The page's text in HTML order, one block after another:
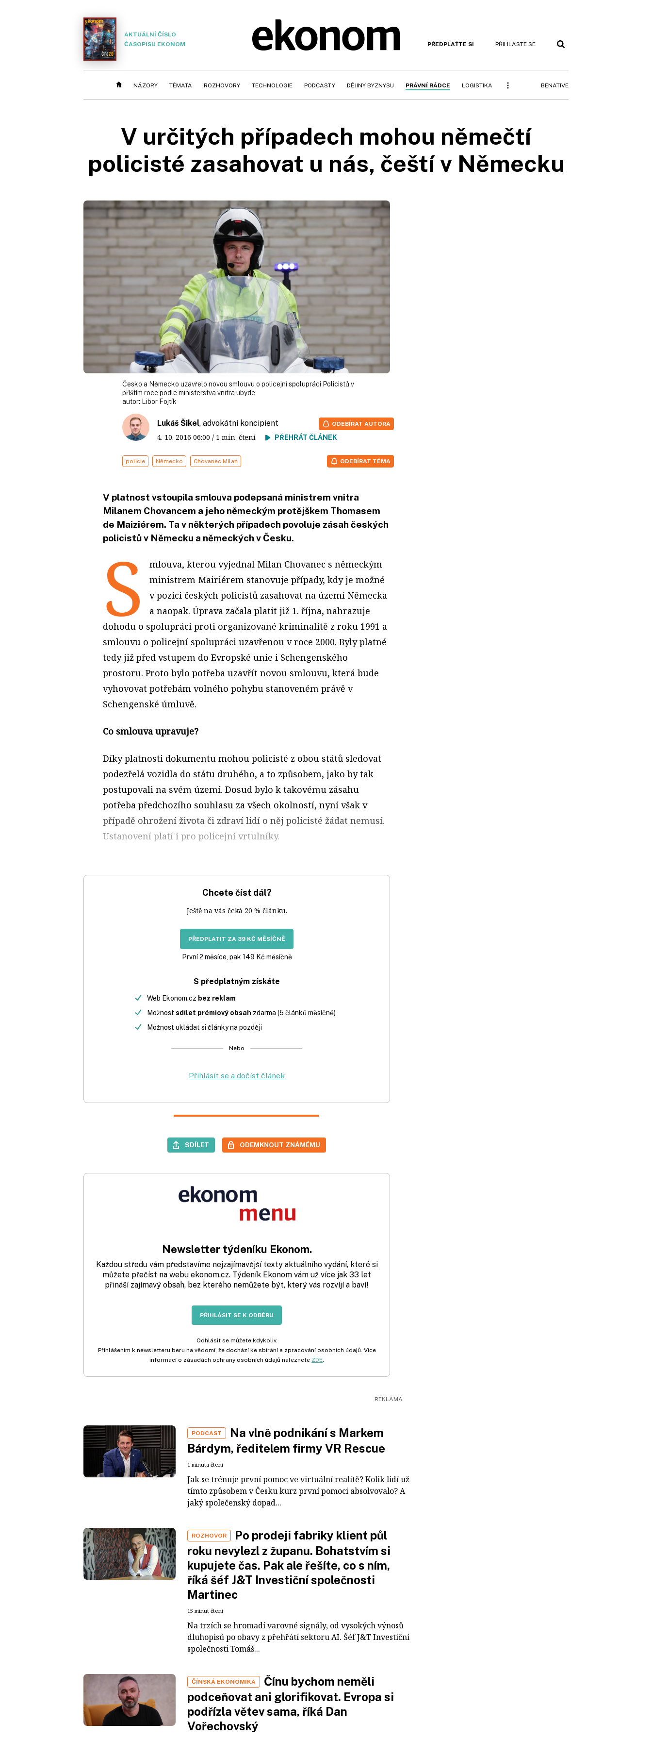
AKTUÁLNÍ ČÍSLO
ČASOPISU EKONOM
PŘEDPLAŤTE SI PŘIHLASTE SE
NÁZORY TÉMATA ROZHOVORY TECHNOLOGIE PODCASTY DĚJINY BYZNYSU PRÁVNÍ RÁDCE LOGISTIKA BENATIVE
V určitých případech mohou němečtí
policisté zasahovat u nás, čeští v Německu
Česko a Německo uzavřelo novou smlouvu o policejní spolupráci Policistů v
příštím roce podle ministerstva vnitra ubyde
autor: Libor Fojtík
Lukáš Šikel, advokátní koncipient
4. 10. 2016 06:00 / 1 min. čtení PŘEHRÁT ČLÁNEK
ODEBÍRAT AUTORA
policie Německo Chovanec Milan ODEBÍRAT TÉMA
V platnost vstoupila smlouva podepsaná ministrem vnitra
Milanem Chovancem a jeho německým protějškem Thomasem
de Maiziérem. Ta v některých případech povoluje zásah českých
policistů v Německu a německých v Česku.
S
mlouva, kterou vyjednal Milan Chovanec s německým
ministrem Mairiérem stanovuje případy, kdy je možné
v pozici českých policistů zasahovat na území Německa
a naopak. Úprava začala platit již 1. října, nahrazuje
dohodu o spolupráci proti organizované kriminalitě z roku 1991 a
smlouvu o policejní spolupráci uzavřenou v roce 2000. Byly platné
tedy již před vstupem do Evropské unie i Schengenského
prostoru. Proto bylo potřeba uzavřít novou smlouvu, která bude
vyhovovat potřebám volného pohybu stanoveném právě v
Schengenské úmluvě.
Co smlouva upravuje?
Díky platnosti dokumentu mohou policisté z obou států sledovat
podezřelá vozidla do státu druhého, a to způsobem, jako by tak
postupovali na svém území. Dosud bylo k takovému zásahu
potřeba předchozího souhlasu za všech okolností, nyní však v
případě ohrožení života či zdraví lidí o něj policisté žádat nemusí.
Ustanovení platí i pro policejní vrtulníky.
Chcete číst dál?
Ještě na vás čeká 20 % článku.
PŘEDPLATIT ZA 39 KČ MĚSÍČNĚ
První 2 měsíce, pak 149 Kč měsíčně
S předplatným získáte
Web Ekonom.cz bez reklam
Možnost sdílet prémiový obsah zdarma (5 článků měsíčně)
Možnost ukládat si články na později
Nebo
Přihlásit se a dočíst článek
SDÍLET ODEMKNOUT ZNÁMÉMU
Newsletter týdeníku Ekonom.
Každou středu vám představíme nejzajímavější texty aktuálního vydání, které si
můžete přečíst na webu ekonom.cz. Týdeník Ekonom vám už více jak 33 let
přináší zajímavý obsah, bez kterého nemůžete být, který vás rozvíjí a baví!
PŘIHLÁSIT SE K ODBĚRU
Odhlásit se můžete kdykoliv.
Přihlášením k newsletteru beru na vědomí, že dochází ke sbírání a zpracování osobních údajů. Více
informací o zásadách ochrany osobních údajů naleznete ZDE
PODCAST
Na vlně podnikání s Markem
Bárdym, ředitelem firmy VR Rescue
1 minuta čtení
Jak se trénuje první pomoc ve virtuální realitě? Kolik lidí už
tímto způsobem v Česku kurz první pomoci absolvovalo? A
jaký společenský dopad...
ROZHOVOR
Po prodeji fabriky klient půl
roku nevylezl z županu. Bohatstvím si
kupujete čas. Pak ale řešíte, co s ním,
říká šéf J&T Investiční společnosti
Martinec
15 minut čtení
Na trzích se hromadí varovné signály, od vysokých výnosů
dluhopisů po obavy z přehřátí sektoru AI. Šéf J&T Investiční
společnosti Tomáš...
ČÍNSKÁ EKONOMIKA
Čínu bychom neměli
podceňovat ani glorifikovat. Evropa si
podřízla větev sama, říká Dan
Vořechovský